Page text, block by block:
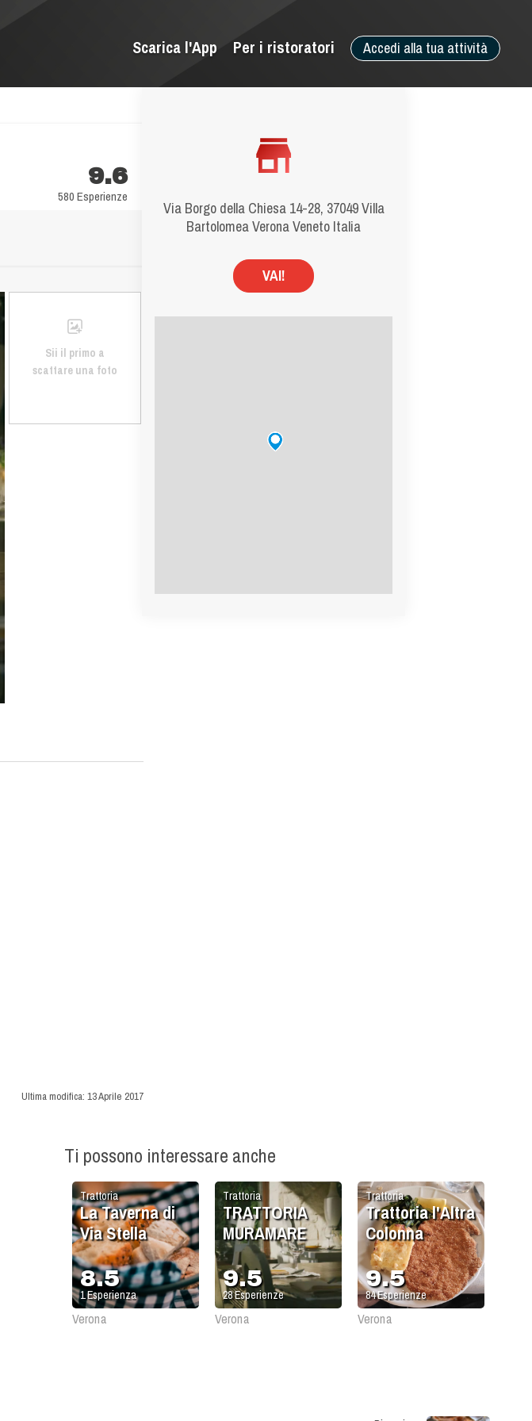
Accedi alla tua attività
Per i ristoratori
Scarica l'App
Via Borgo della Chiesa 14-28, 37049 Villa
Bartolomea Verona Veneto Italia
VAI!
9.6
580 Esperienze
Sii il primo a
scattare una foto
Ultima modifica: 13 Aprile 2017
Ti possono interessare anche
Trattoria
Trattoria l'Altra
Colonna
9.5
84Esperienze
Verona
Trattoria
TRATTORIA
MURAMARE
9.5
28Esperienze
Verona
Trattoria
La Taverna di
Via Stella
8.5
1Esperienza
Verona